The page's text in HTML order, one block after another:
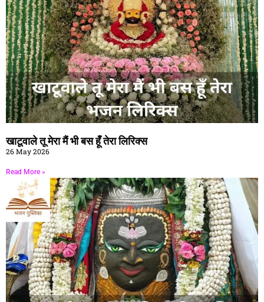
खाटूवाले तू मेरा मैं भी बस हूँ तेरा लिरिक्स
26 May 2026
Read More »